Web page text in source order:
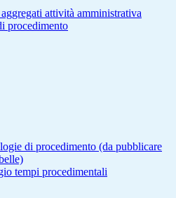
attività amministrativa
procedimento
di procedimento (da pubblicare
tempi procedimentali